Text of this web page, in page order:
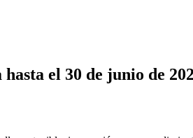
el 30 de junio de